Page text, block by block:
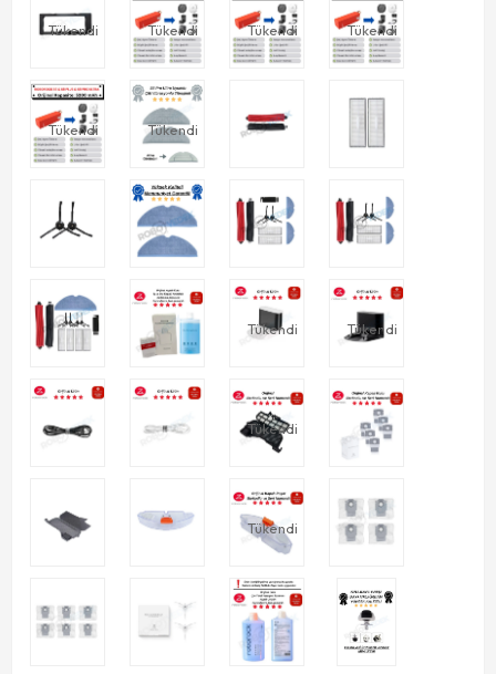
Tükendi Tükendi Tükendi Tükendi
Tükendi Tükendi
Tükendi Tükendi
Tükendi
Tükendi